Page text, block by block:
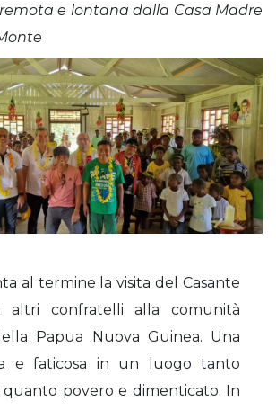
e lontana dalla Casa Madre
al termine la visita del Casante
altri confratelli alla comunità
Papua Nuova Guinea. Una
e faticosa in un luogo tanto
quanto povero e dimenticato. In